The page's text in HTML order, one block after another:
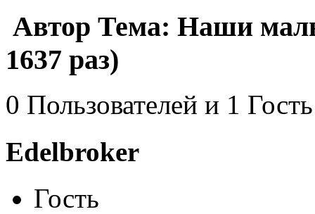
Автор Тема: Наши
1637 раз)
0 Пользователей и 1
Edelbroker
Гость